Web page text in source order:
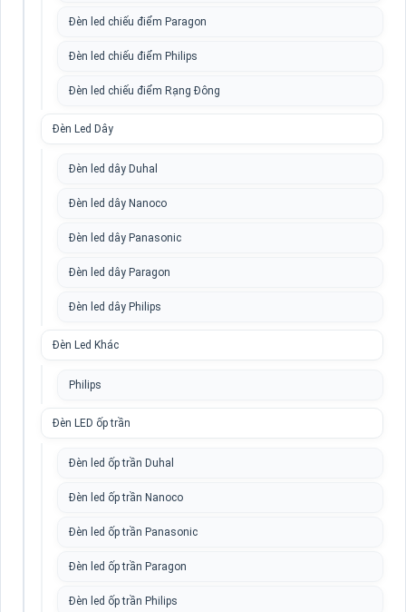
Đèn led chiếu điểm Paragon
Đèn led chiếu điểm Philips
Đèn led chiếu điểm Rạng Đông
Đèn Led Dây
Đèn led dây Duhal
Đèn led dây Nanoco
Đèn led dây Panasonic
Đèn led dây Paragon
Đèn led dây Philips
Đèn Led Khác
Philips
Đèn LED ốp trần
Đèn led ốp trần Duhal
Đèn led ốp trần Nanoco
Đèn led ốp trần Panasonic
Đèn led ốp trần Paragon
Đèn led ốp trần Philips